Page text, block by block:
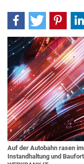
Auf der Autobahn rasen
Instandhaltung und